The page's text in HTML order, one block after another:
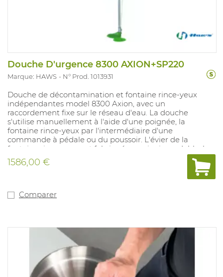
Douche D'urgence 8300 AXION+SP220
Marque: HAWS N° Prod. 1013931
Douche de décontamination et fontaine rince-yeux
indépendantes model 8300 Axion, avec un
raccordement fixe sur le réseau d'eau. La douche
s'utilise manuellement à l'aide d'une poignée, la
fontaine rince-yeux par l'intermédiaire d'une
commande à pédale ou du poussoir. L'évier de la
fontaine rince-yeux est fabriqué en acier inoxydable, la
douche est fabriquée en ABS. Équipé d'un
pictogramme de sécurité et d'un contrôle automatique
de la pression de l'eau au niveau de la fontaine rince-
Hauteur de la fontaine rince-yeux : 107 cm.
1586,00 €
Comparer